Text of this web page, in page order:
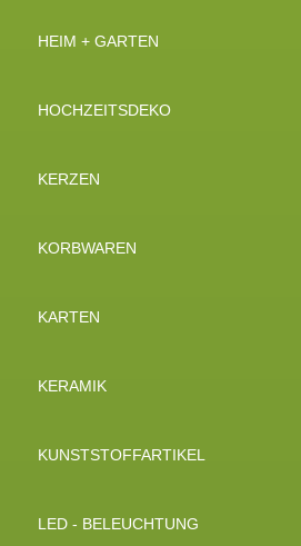
HEIM + GARTEN
HOCHZEITSDEKO
KERZEN
KORBWAREN
KARTEN
KERAMIK
KUNSTSTOFFARTIKEL
LED - BELEUCHTUNG